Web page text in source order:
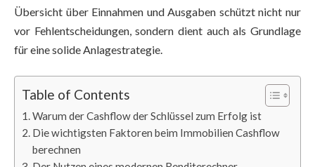
Übersicht über Einnahmen und Ausgaben schützt nicht nur
vor Fehlentscheidungen, sondern dient auch als Grundlage
für eine solide Anlagestrategie.
Table of Contents
Warum der Cashflow der Schlüssel zum Erfolg ist
Die wichtigsten Faktoren beim Immobilien Cashflow
berechnen